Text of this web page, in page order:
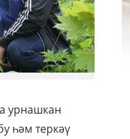
урнашкан
һәм теркәү